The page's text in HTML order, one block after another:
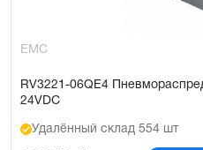
EMC
RV3221-06QE4
24VDC
Удалённый склад 554 шт